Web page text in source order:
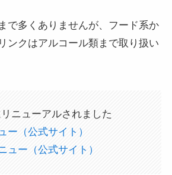
で多くありませんが、フード系か
ンクはアルコール類まで取り扱い
ニューアルされました
ー（公式サイト）
ュー（公式サイト）